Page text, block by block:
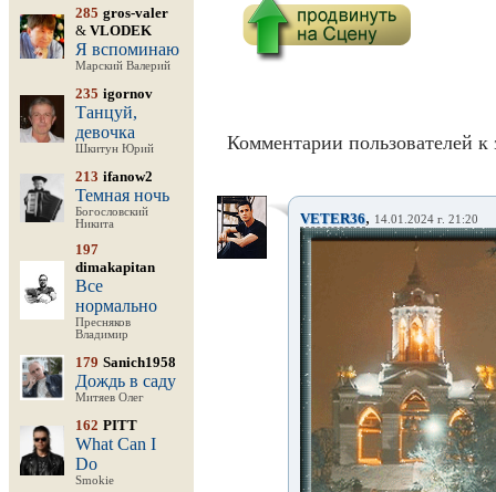
285 gros-valer
& VLODEK
Я вспоминаю
Марский Валерий
235 igornov
Танцуй,
девочка
Шкитун Юрий
213 ifanow2
Темная ночь
Богословский
Никита
197
dimakapitan
Все
нормально
Пресняков
Владимир
179 Sanich1958
Дождь в саду
Митяев Олег
162 PITT
What Can I
Do
Smokie
Комментарии пользователей к
VETER36, 14.01.2024 г. 21:20